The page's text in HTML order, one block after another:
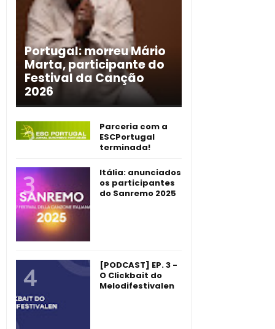
Portugal: morreu Mário
Marta, participante do
Festival da Canção
2026
Parceria com a
ESCPortugal
terminada!
Itália: anunciados
os participantes
do Sanremo 2025
[PODCAST] EP. 3 -
O Clickbait do
Melodifestivalen